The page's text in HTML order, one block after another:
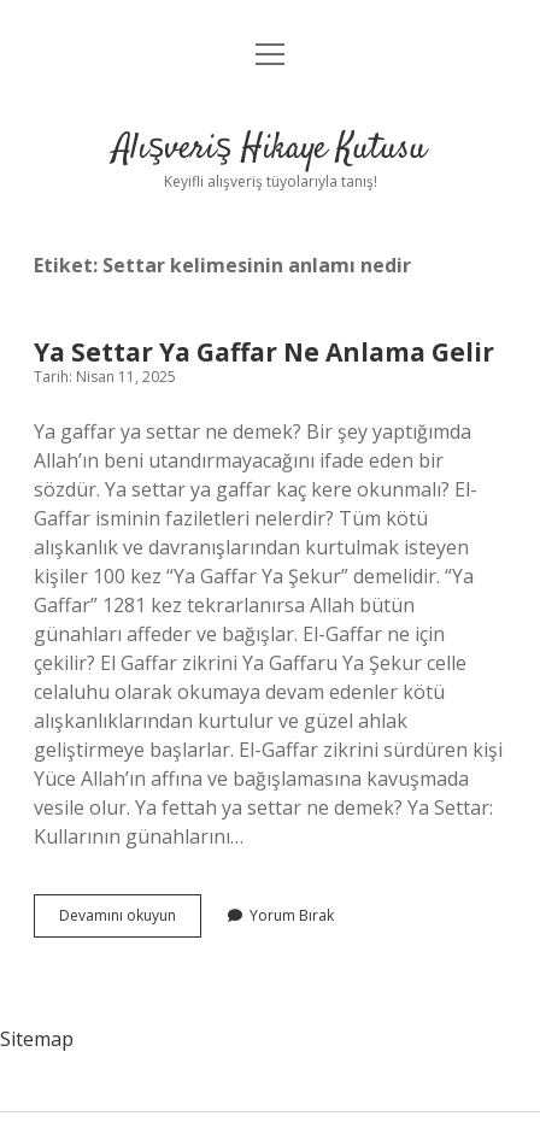
Anasayfa
Yasal Uyarı
menüyü
Alışveriş Hikaye Kutusu
Keyifli alışveriş tüyolarıyla tanış!
Etiket: Settar kelimesinin anlamı nedir
Ya Settar Ya Gaffar Ne Anlama Gelir
Tarih: Nisan 11, 2025
Ya gaffar ya settar ne demek? Bir şey yaptığımda
Allah’ın beni utandırmayacağını ifade eden bir
sözdür. Ya settar ya gaffar kaç kere okunmalı? El-
Gaffar isminin faziletleri nelerdir? Tüm kötü
alışkanlık ve davranışlarından kurtulmak isteyen
kişiler 100 kez “Ya Gaffar Ya Şekur” demelidir. “Ya
Gaffar” 1281 kez tekrarlanırsa Allah bütün
günahları affeder ve bağışlar. El-Gaffar ne için
çekilir? El Gaffar zikrini Ya Gaffaru Ya Şekur celle
celaluhu olarak okumaya devam edenler kötü
alışkanlıklarından kurtulur ve güzel ahlak
geliştirmeye başlarlar. El-Gaffar zikrini sürdüren kişi
Yüce Allah’ın affına ve bağışlamasına kavuşmada
vesile olur. Ya fettah ya settar ne demek? Ya Settar:
Kullarının günahlarını…
Devamını okuyun
Settar
Yorum Bırak
Sitemap